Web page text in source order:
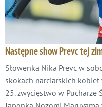
Następne show Prevc tej
Słowenka Nika Prevc w
skokach narciarskich
25. zwycięstwo w Pucharze